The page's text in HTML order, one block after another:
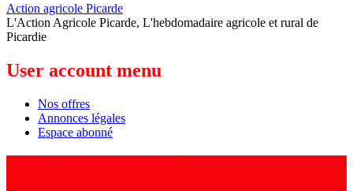
Action agricole Picarde
L'Action Agricole Picarde, L'hebdomadaire agricole et rural de
Picardie
User account menu
Nos offres
Annonces légales
Espace abonné